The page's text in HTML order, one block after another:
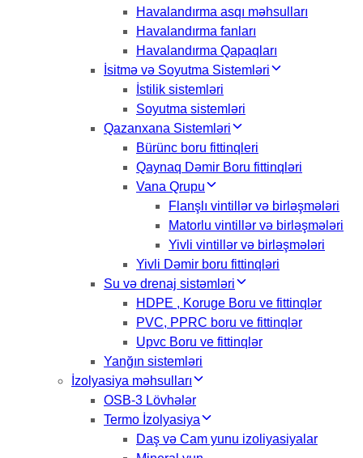
Havalandırma asqı məhsulları
Havalandırma fanları
Havalandırma Qapaqları
İsitmə və Soyutma Sistemləri
İstilik sistemləri
Soyutma sistemləri
Qazanxana Sistemləri
Bürünc boru fittinqleri
Qaynaq Dəmir Boru fittinqləri
Vana Qrupu
Flanşlı vintillər və birləşmələri
Matorlu vintillər və birləşmələri
Yivli vintillər və birləşmələri
Yivli Dəmir boru fittinqləri
Su və drenaj sistəmləri
HDPE , Koruge Boru ve fittinqlər
PVC, PPRC boru ve fittinqlər
Upvc Boru ve fittinqlər
Yanğın sistemləri
İzolyasiya məhsulları
OSB-3 Lövhələr
Termo İzolyasiya
Daş və Cam yunu izoliyasiyalar